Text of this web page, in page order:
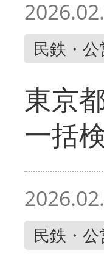
民鉄・
東京
一括
民鉄・